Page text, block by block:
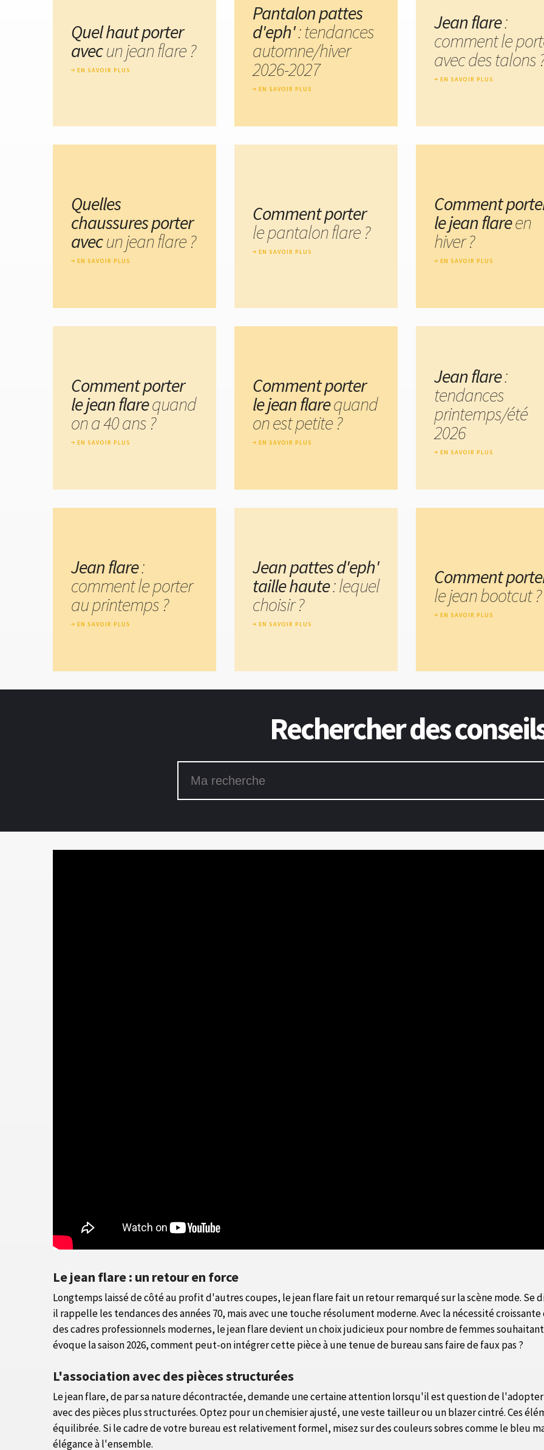
Le jean flare : un retour en force
Longtemps laissé de côté au profit d'autres coupes, le jean flare fait un retour remarqué sur la scène mode. Se
il rappelle les tendances des années 70, mais avec une touche résolument moderne. Avec la nécessité
des cadres professionnels modernes, le jean flare devient un choix judicieux pour nombre de femmes
évoque la saison 2026, comment peut-on intégrer cette pièce à une tenue de bureau sans faire de faux pas ?
L'association avec des pièces structurées
Le jean flare, de par sa nature décontractée, demande une certaine attention lorsqu'il est question de
avec des pièces plus structurées. Optez pour un chemisier ajusté, une veste tailleur ou un blazer cintré. Ces
équilibrée. Si le cadre de votre bureau est relativement formel, misez sur des couleurs sobres comme le bleu
élégance à l'ensemble.
Quel haut porter
avecun jean flare ?
EN SAVOIR PLUS
Pantalon pattes
d'eph': tendances
automne/hiver
2026-2027
EN SAVOIR PLUS
Jean flare:
comment le
avec des talons
EN SAVOIR PLUS
Quelles
chaussures porter
avecun jean flare ?
EN SAVOIR PLUS
Comment porter
le pantalon flare ?
EN SAVOIR PLUS
Comment
le jean flareen
hiver ?
EN SAVOIR PLUS
Comment porter
le jean flarequand
on a 40 ans ?
EN SAVOIR PLUS
Comment porter
le jean flarequand
on est petite ?
EN SAVOIR PLUS
Jean flare:
tendances
printemps/été
2026
EN SAVOIR PLUS
Jean flare:
comment le porter
au printemps ?
EN SAVOIR PLUS
Jean pattes d'eph'
taille haute: lequel
choisir ?
EN SAVOIR PLUS
Comment
le jean bootcut ?
EN SAVOIR PLUS
Rechercher des